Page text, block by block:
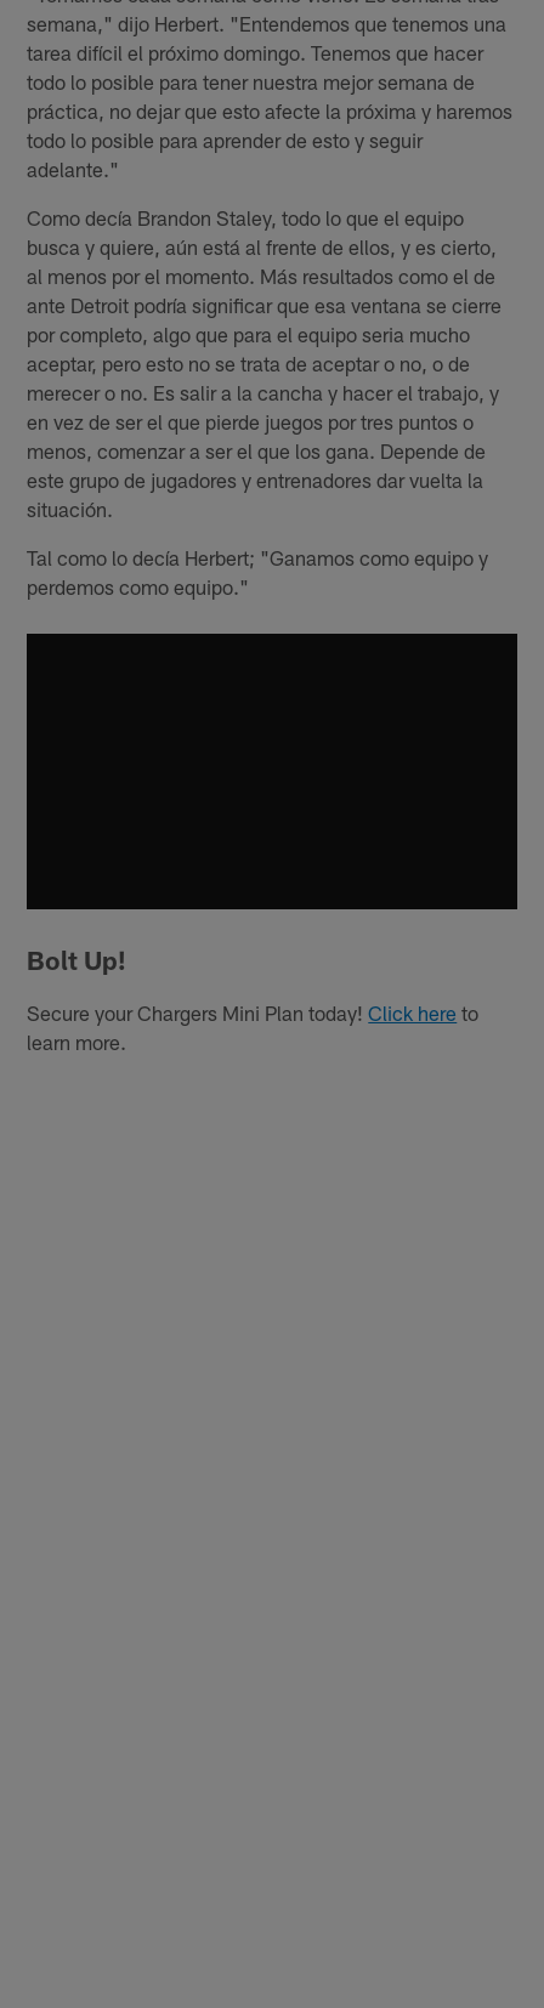
semana," dijo Herbert. "Entendemos que tenemos una
tarea difícil el próximo domingo. Tenemos que hacer
todo lo posible para tener nuestra mejor semana de
práctica, no dejar que esto afecte la próxima y haremos
todo lo posible para aprender de esto y seguir
adelante."
Como decía Brandon Staley, todo lo que el equipo
busca y quiere, aún está al frente de ellos, y es cierto,
al menos por el momento. Más resultados como el de
ante Detroit podría significar que esa ventana se cierre
por completo, algo que para el equipo seria mucho
aceptar, pero esto no se trata de aceptar o no, o de
merecer o no. Es salir a la cancha y hacer el trabajo, y
en vez de ser el que pierde juegos por tres puntos o
menos, comenzar a ser el que los gana. Depende de
este grupo de jugadores y entrenadores dar vuelta la
situación.
Tal como lo decía Herbert; "Ganamos como equipo y
perdemos como equipo."
Bolt Up!
Secure your Chargers Mini Plan today!Click here to
learn more.